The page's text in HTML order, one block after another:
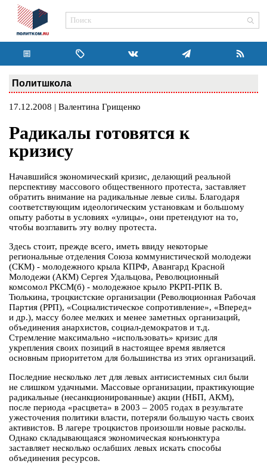
Политшкола
17.12.2008 | Валентина Грищенко
Радикалы готовятся к
кризису
Начавшийся экономический кризис, делающий реальной
перспективу массового общественного протеста, заставляет
обратить внимание на радикальные левые силы. Благодаря
соответствующим идеологическим установкам и большому
опыту работы в условиях «улицы», они претендуют на то,
чтобы возглавить эту волну протеста.
Здесь стоит, прежде всего, иметь ввиду некоторые
региональные отделения Союза коммунистической молодежи
(СКМ) - молодежного крыла КПРФ, Авангард Красной
Молодежи (АКМ) Сергея Удальцова, Революционный
комсомол РКСМ(б) - молодежное крыло РКРП-РПК В.
Тюлькина, троцкистские организации (Революционная Рабочая
Партия (РРП), «Социалистическое сопротивление», «Вперед»
и др.), массу более мелких и менее заметных организаций,
объединения анархистов, социал-демократов и т.д.
Стремление максимально «использовать» кризис для
укрепления своих позиций в настоящее время является
основным приоритетом для большинства из этих организаций.
Последние несколько лет для левых антисистемных сил были
не слишком удачными. Массовые организации, практикующие
радикальные (несанкционированные) акции (НБП, АКМ),
после периода «расцвета» в 2003 – 2005 годах в результате
ужесточения политики власти, потеряли большую часть своих
активистов. В лагере троцкистов произошли новые расколы.
Однако складывающаяся экономическая конъюнктура
заставляет несколько ослабших левых искать способы
объединения ресурсов.